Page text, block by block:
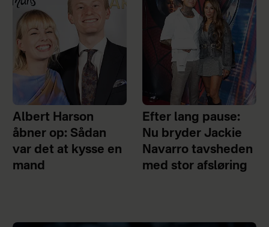
Albert Harson
åbner op: Sådan
var det at kysse en
mand
Efter lang pause:
Nu bryder Jackie
Navarro tavsheden
med stor afsløring